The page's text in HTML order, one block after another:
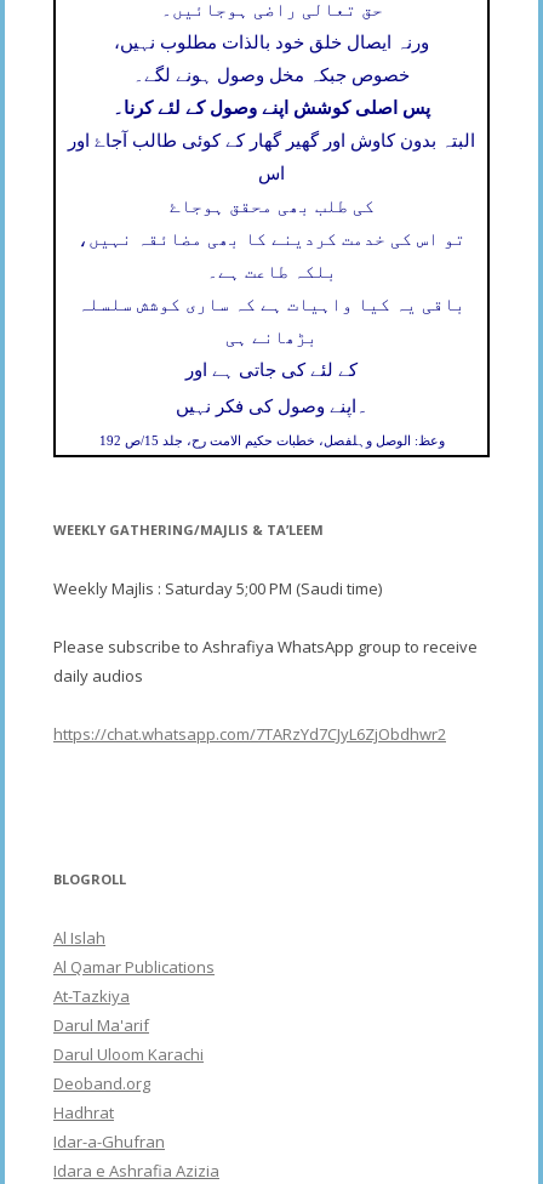
حق تعالی راضی ہوجائیں۔
ورنہ ایصال خلق خود بالذات مطلوب نہیں،
خصوص جبکہ مخل وصول ہونے لگے۔
پس اصلی کوشش اپنے وصول کے لئے کرنا۔
البتہ بدون کاوش اور گھیر گھار کے کوئی طالب آجاۓ اور
اس
کی طلب بھی محقق ہوجاۓ
تو اس کی خدمت کردینے کا بھی مضائقہ نہیں،
بلکہ طاعت ہے۔
باقی یہ کیا واہیات ہے کہ ساری کوشش سلسلہ
بڑھانے ہی
کے لئے کی جاتی ہے اور
اپنے وصول کی فکر نہیں ۔
وعظ: الوصل وہلفصل، خطبات حکیم الامت رح، جلد 15/ص 192
WEEKLY GATHERING/MAJLIS & TA’LEEM
Weekly Majlis : Saturday 5;00 PM (Saudi time)
Please subscribe to Ashrafiya WhatsApp group to receive
daily audios
https://chat.whatsapp.com/7TARzYd7CJyL6ZjObdhwr2
BLOGROLL
Al Islah
Al Qamar Publications
At-Tazkiya
Darul Ma'arif
Darul Uloom Karachi
Deoband.org
Hadhrat
Idar-a-Ghufran
Idara e Ashrafia Azizia